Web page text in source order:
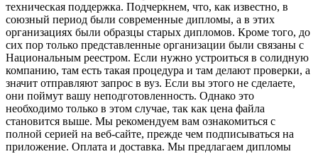
техническая поддержка. Подчеркнем, что, как известно, в
союзный период были современные дипломы, а в этих
организациях были образцы старых дипломов. Кроме того, до
сих пор только представленные организации были связаны с
Национальным реестром. Если нужно устроиться в солидную
компанию, там есть такая процедура и там делают проверки, а
значит отправляют запрос в вуз. Если вы этого не сделаете,
они поймут вашу неподготовленность. Однако это
необходимо только в этом случае, так как цена файла
становится выше. Мы рекомендуем вам ознакомиться с
полной серией на веб-сайте, прежде чем подписываться на
приложение. Оплата и доставка. Мы предлагаем дипломы